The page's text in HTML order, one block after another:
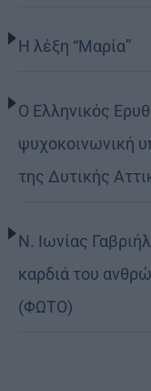
Η λέξη “Μαρία”
Ο Ελληνικός
ψυχοκοινωνική
της Δυτικής
Ν. Ιωνίας
καρδιά του
(ΦΩΤΟ)